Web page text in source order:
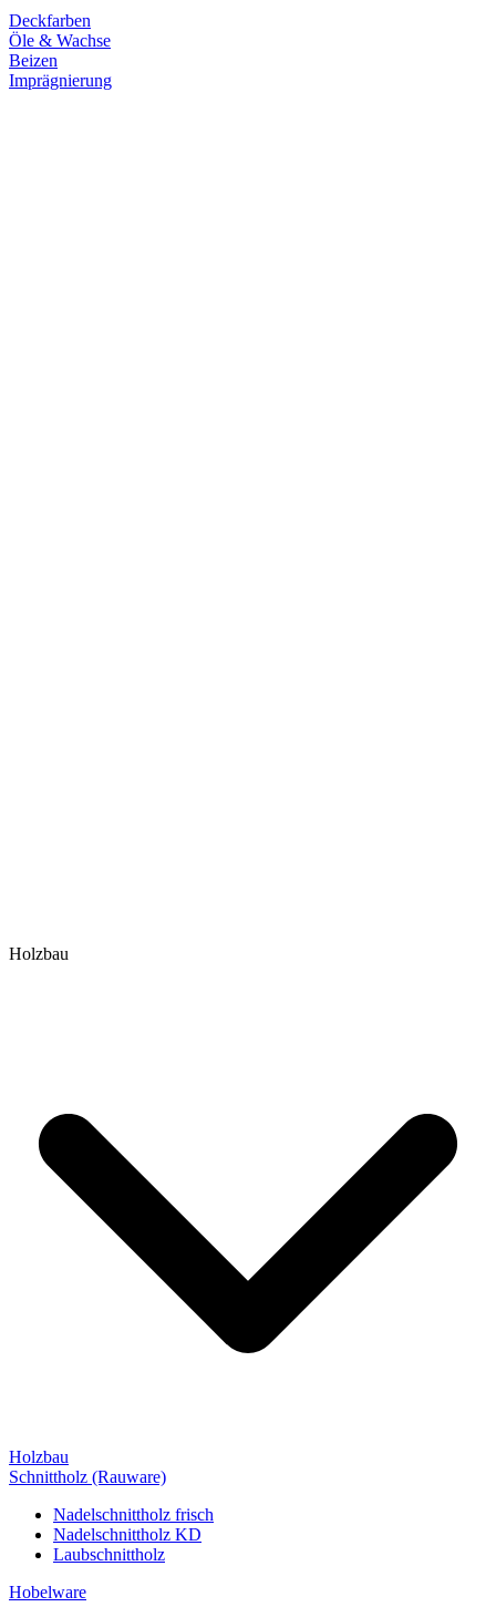
Deckfarben
Öle & Wachse
Beizen
Imprägnierung
Holzbau
Holzbau
Schnittholz (Rauware)
Nadelschnittholz frisch
Nadelschnittholz KD
Laubschnittholz
Hobelware